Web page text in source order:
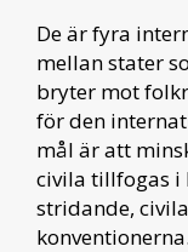
De är fyra
mellan stater
bryter mot
för den
mål är att
civila tillfogas i
stridande,
konventionerna.